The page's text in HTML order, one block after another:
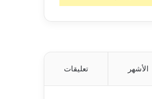
الأشهر تعليقات